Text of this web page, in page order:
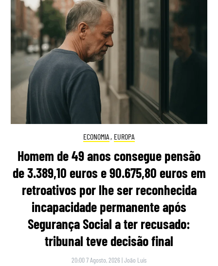
ECONOMIA , EUROPA
Homem de 49 anos consegue pensão
de 3.389,10 euros e 90.675,80 euros em
retroativos por lhe ser reconhecida
incapacidade permanente após
Segurança Social a ter recusado:
tribunal teve decisão final
20:00 7 Agosto, 2026 |João Luís